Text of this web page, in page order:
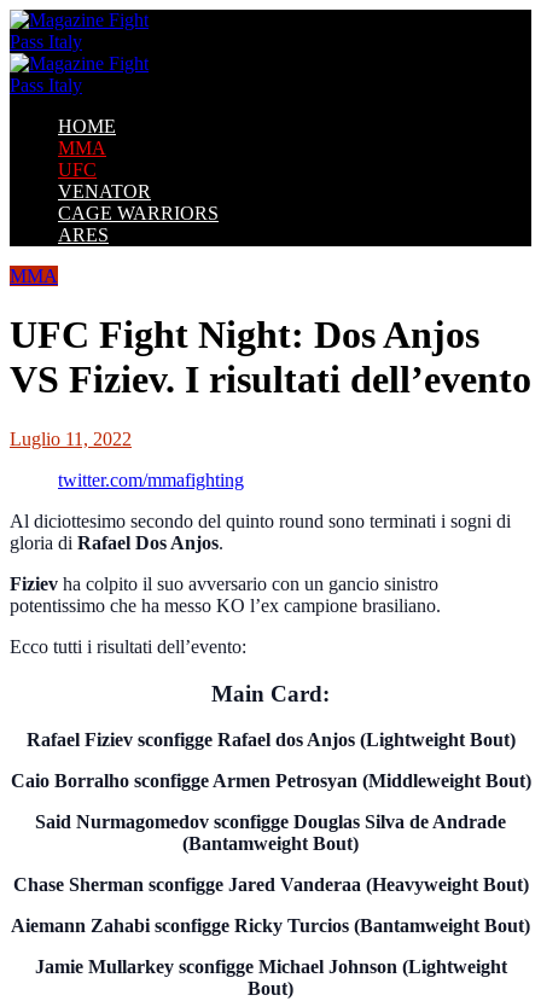
HOME
MMA
UFC
VENATOR
CAGE WARRIORS
ARES
MMA
UFC Fight Night: Dos Anjos
VS Fiziev. I risultati dell’evento
Luglio 11, 2022
twitter.com/mmafighting
Al diciottesimo secondo del quinto round sono terminati i sogni di
gloria di Rafael Dos Anjos.
Fiziev ha colpito il suo avversario con un gancio sinistro
potentissimo che ha messo KO l’ex campione brasiliano.
Ecco tutti i risultati dell’evento:
Main Card:
Rafael Fiziev sconfigge Rafael dos Anjos (Lightweight Bout)
Caio Borralho sconfigge Armen Petrosyan (Middleweight Bout)
Said Nurmagomedov sconfigge Douglas Silva de Andrade
(Bantamweight Bout)
Chase Sherman sconfigge Jared Vanderaa (Heavyweight Bout)
Aiemann Zahabi sconfigge Ricky Turcios (Bantamweight Bout)
Jamie Mullarkey sconfigge Michael Johnson (Lightweight
Bout)